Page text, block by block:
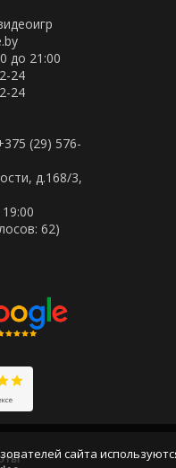
до 21:00
24
24
(29) 576-
д.168/3,
62)
сайта